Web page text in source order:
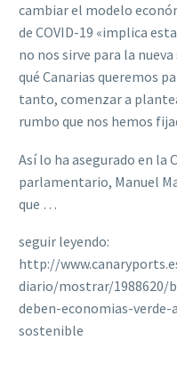
cambiar el modelo
de COVID-19 «implica
no nos sirve para la
qué Canarias queremos
tanto, comenzar a
rumbo que nos hemos
Así lo ha asegurado en
parlamentario, Manuel
que …
seguir leyendo:
http://
diario/mostrar/1988620/
deben-economias-
sostenible